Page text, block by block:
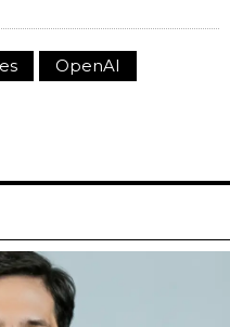
OpenAI